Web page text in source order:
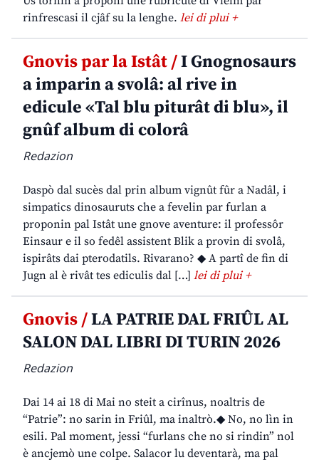
rinfrescasi il cjâf su la lenghe. lei di plui +
Gnovis par la Istât /I Gnognosaurs
a imparin a svolâ: al rive in
edicule «Tal blu piturât di blu», il
gnûf album di colorâ
Redazion
Daspò dal sucès dal prin album vignût fûr a Nadâl, i
simpatics dinosauruts che a fevelin par furlan a
proponin pal Istât une gnove aventure: il professôr
Einsaur e il so fedêl assistent Blik a provin di svolâ,
ispirâts dai pterodatils. Rivarano? ◆ A partî de fin di
Jugn al è rivât tes ediculis dal […] lei di plui +
Gnovis /LA PATRIE DAL FRIÛL AL
SALON DAL LIBRI DI TURIN 2026
Redazion
Dai 14 ai 18 di Mai no steit a cirînus, noaltris de
“Patrie”: no sarin in Friûl, ma inaltrò.◆ No, no lìn in
esili. Pal moment, jessi “furlans che no si rindin” nol
è ancjemò une colpe. Salacor lu deventarà, ma pal